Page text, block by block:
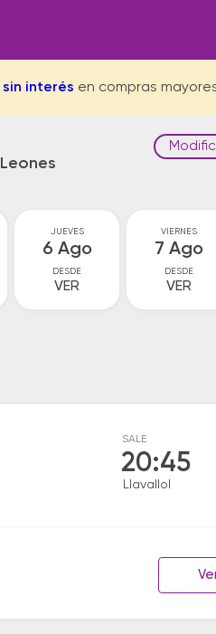
interés en compras
Leones
JUEVES
6 Ago
DESDE
VER
VIERNES
7 Ago
DESDE
VER
SALE
20:45
Llavallol